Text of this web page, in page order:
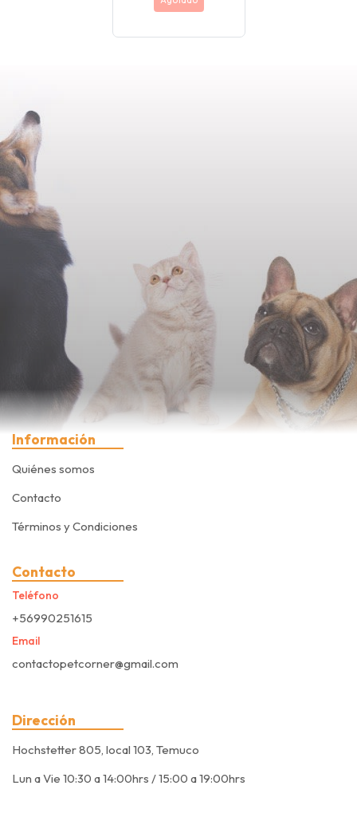
Información
Quiénes somos
Contacto
Términos y Condiciones
Contacto
Teléfono
+56990251615
Email
contactopetcorner@gmail.com
Dirección
Hochstetter 805, local 103, Temuco
Lun a Vie 10:30 a 14:00hrs / 15:00 a 19:00hrs